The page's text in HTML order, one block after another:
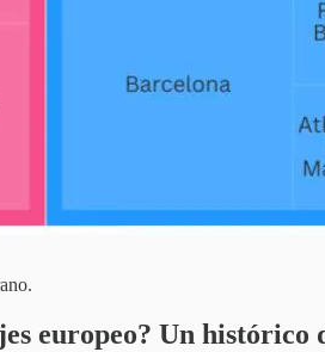
europeo? Un